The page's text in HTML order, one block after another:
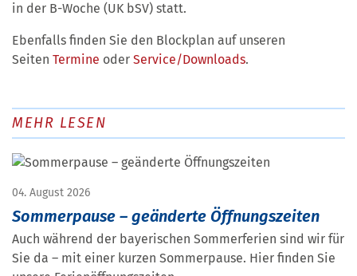
in der B-Woche (UK bSV) statt.
Ebenfalls finden Sie den Blockplan auf unseren
Seiten Termine oder Service/Downloads.
MEHR LESEN
04. August 2026
Sommerpause – geänderte Öffnungszeiten
Auch während der bayerischen Sommerferien sind wir für
Sie da – mit einer kurzen Sommerpause. Hier finden Sie